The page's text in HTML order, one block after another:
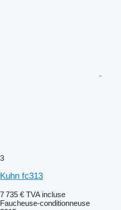
3
Kuhn fc313
7 735 € TVA incluse
Faucheuse-conditionneuse